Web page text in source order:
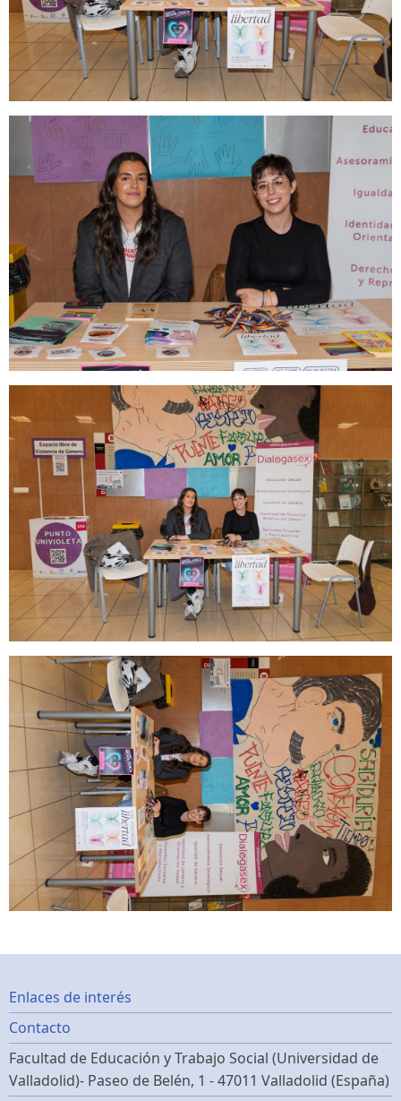
Footer
menu
Enlaces de interés
Contacto
Facultad de Educación y Trabajo Social (Universidad de
Valladolid)- Paseo de Belén, 1 - 47011 Valladolid (España)